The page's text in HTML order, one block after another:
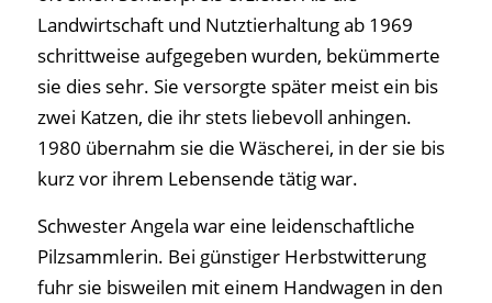
Landwirtschaft und Nutztierhaltung ab 1969
schrittweise aufgegeben wurden, bekümmerte
sie dies sehr. Sie versorgte später meist ein bis
zwei Katzen, die ihr stets liebevoll anhingen.
1980 übernahm sie die Wäscherei, in der sie bis
kurz vor ihrem Lebensende tätig war.
Schwester Angela war eine leidenschaftliche
Pilzsammlerin. Bei günstiger Herbstwitterung
fuhr sie bisweilen mit einem Handwagen in den